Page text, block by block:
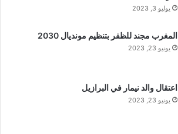
يوليو 3, 2023
المغرب مجند للظفر بتنظيم مونديال 2030
يونيو 23, 2023
اعتقال والد نيمار في البرازيل
يونيو 23, 2023